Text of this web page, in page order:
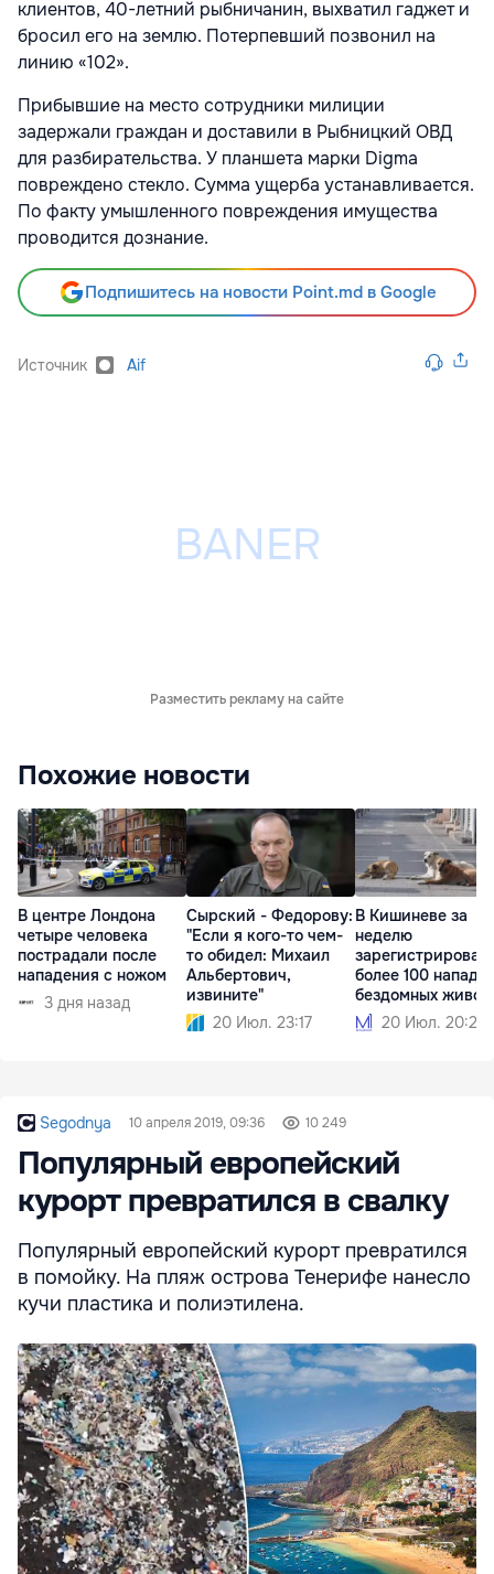
клиентов, 40-летний рыбничанин, выхватил гаджет и
бросил его на землю. Потерпевший позвонил на
линию «102».
Прибывшие на место сотрудники милиции
задержали граждан и доставили в Рыбницкий ОВД
для разбирательства. У планшета марки Digma
повреждено стекло. Сумма ущерба устанавливается.
По факту умышленного повреждения имущества
проводится дознание.
Подпишитесь на новости Point.md в Google
Источник Aif
Разместить рекламу на сайте
Похожие новости
В центре Лондона
четыре человека
пострадали после
нападения с ножом
3 дня назад
Сырский - Федорову:
"Если я кого-то чем-
то обидел: Михаил
Альбертович,
извините"
20 Июл. 23:17
В Кишиневе за
неделю
более 100
бездомных
на людей
20 Июл. 20:21
Segodnya 10 апреля 2019, 09:36 10 249
Популярный европейский
курорт превратился в свалку
Популярный европейский курорт превратился
в помойку. На пляж острова Тенерифе нанесло
кучи пластика и полиэтилена.